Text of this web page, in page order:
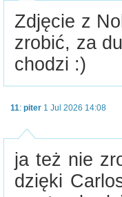
Zdjęcie z
zrobić, za
chodzi :)
11: piter 1 Jul 2026 14:08
ja też nie
dzięki